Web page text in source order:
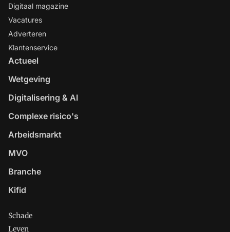
Digitaal magazine
Vacatures
Adverteren
Klantenservice
Actueel
Wetgeving
Digitalisering & AI
Complexe risico's
Arbeidsmarkt
MVO
Branche
Kifid
Schade
Leven